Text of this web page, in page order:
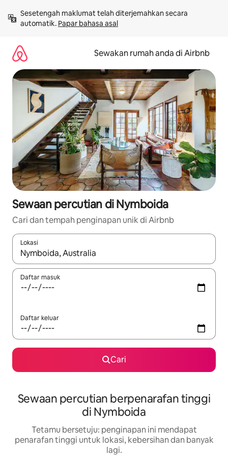
kandungan
Sesetengah maklumat telah diterjemahkan secara
automatik. Papar bahasa asal
Sewakan rumah anda di Airbnb
Sewaan percutian di Nymboida
Cari dan tempah penginapan unik di Airbnb
Lokasi
Apabila hasil tersedia, navigasi dengan kekunci anak panah
Daftar masuk
Daftar keluar
Cari
Sewaan percutian berpenarafan tinggi
di Nymboida
Tetamu bersetuju: penginapan ini mendapat
penarafan tinggi untuk lokasi, kebersihan dan banyak
lagi.